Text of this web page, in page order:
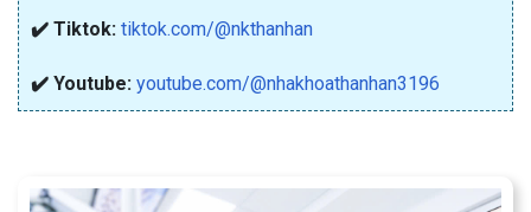
✔️ Tiktok: tiktok.com/@nkthanhan
✔️ Youtube: youtube.com/@nhakhoathanhan3196